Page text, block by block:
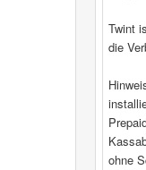
Twint
die
ohne